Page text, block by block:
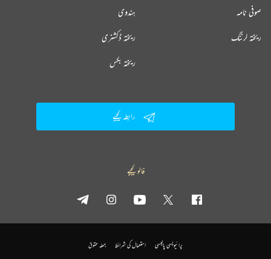
ہندوی صوفی نامہ
ریختہ ڈکشنری ریختہ لرننگ
ریختہ بکس
رابطہ کیجیے
فالو کیجیے
پرائیویسی پالیسی استعمال کی شرائط جملہ حقوق